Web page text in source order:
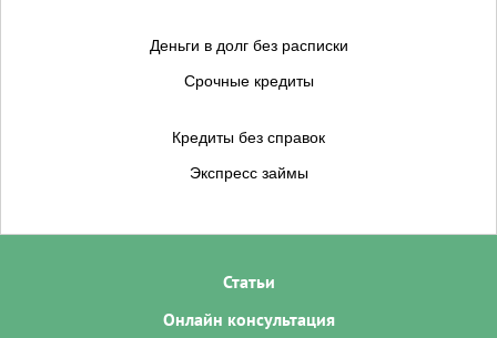
Деньги в долг без расписки
Срочные кредиты
Кредиты без справок
Экспресс займы
Статьи
Онлайн консультация